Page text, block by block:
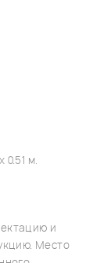
0.51 м.
и
Место